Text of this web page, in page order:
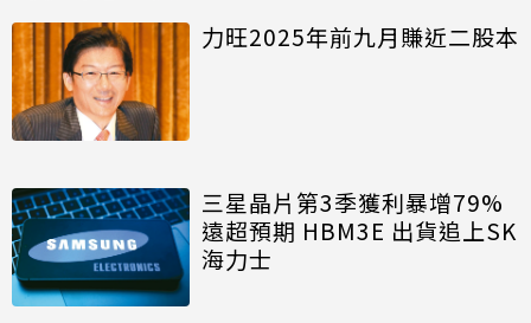
力旺2025年前九月賺近二股本
三星晶片第3季獲利暴增79%
遠超預期 HBM3E 出貨追上SK
海力士